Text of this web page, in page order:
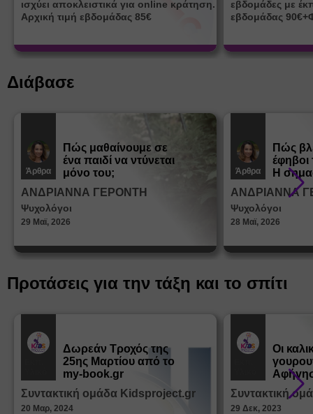
ισχύει αποκλειστικά για online κράτηση.
Αρχική τιμή εβδομάδας 85€
εβδομάδες με
εβδομάδας
Διάβασε
Άρθρα
Πώς μαθαίνουμε σε
ένα παιδί να ντύνεται
μόνο του;
ΑΝΔΡΙΑΝΝΑ ΓΕΡΟΝΤΗ
Ψυχολόγοι
29 Μαϊ, 2026
Άρθρα
Πώς
Η
στη
ΑΝΔΡΙΑΝΝΑ
Ψυχολόγοι
28 Μαϊ, 2026
Προτάσεις για την τάξη και το σπίτι
Δωρεάν Tροχός της
25ης Μαρτίου από το
my-book.gr
Συντακτική ομάδα Kidsproject.gr
20 Μαρ, 2024
Οι
από τα
Συντακτική
29 Δεκ, 2023